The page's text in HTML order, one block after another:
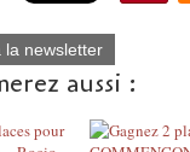
la newsletter
aussi :